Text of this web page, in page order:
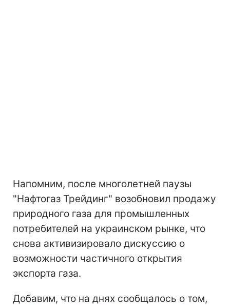
Напомним, после многолетней паузы
"Нафтогаз Трейдинг" возобновил продажу
природного газа для промышленных
потребителей на украинском рынке, что
снова активизировало дискуссию о
возможности частичного открытия
экспорта газа.
Добавим, что на днях сообщалось о том,